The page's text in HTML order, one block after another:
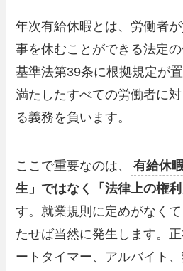
年次有給休暇とは、労働者
事を休むことができる法定
基準法第39条に根拠規定が
満たしたすべての労働者に
る義務を負います。
ここで重要なのは、
有給休
生」ではなく「法律上の権
す。就業規則に定めがなく
たせば当然に発生します。
ートタイマー、アルバイト